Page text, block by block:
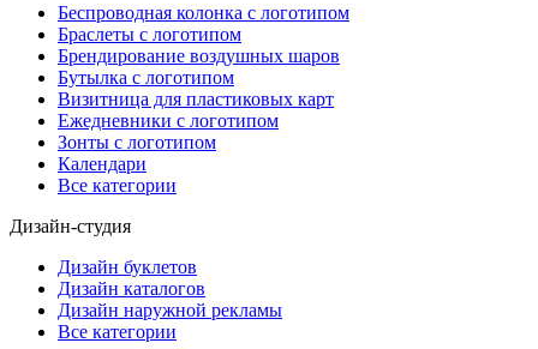
Беспроводная колонка с логотипом
Браслеты с логотипом
Брендирование воздушных шаров
Бутылка с логотипом
Визитница для пластиковых карт
Ежедневники с логотипом
Зонты с логотипом
Календари
Все категории
Дизайн-студия
Дизайн буклетов
Дизайн каталогов
Дизайн наружной рекламы
Все категории